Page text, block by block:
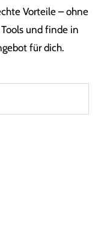
Vorteile – ohne
und finde in
für dich.